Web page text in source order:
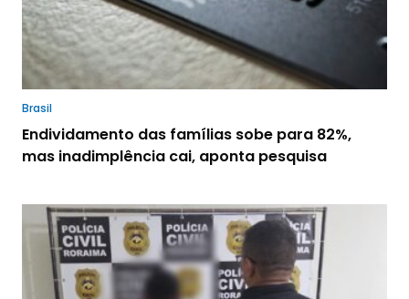
Brasil
Endividamento das famílias sobe para 82%,
mas inadimplência cai, aponta pesquisa